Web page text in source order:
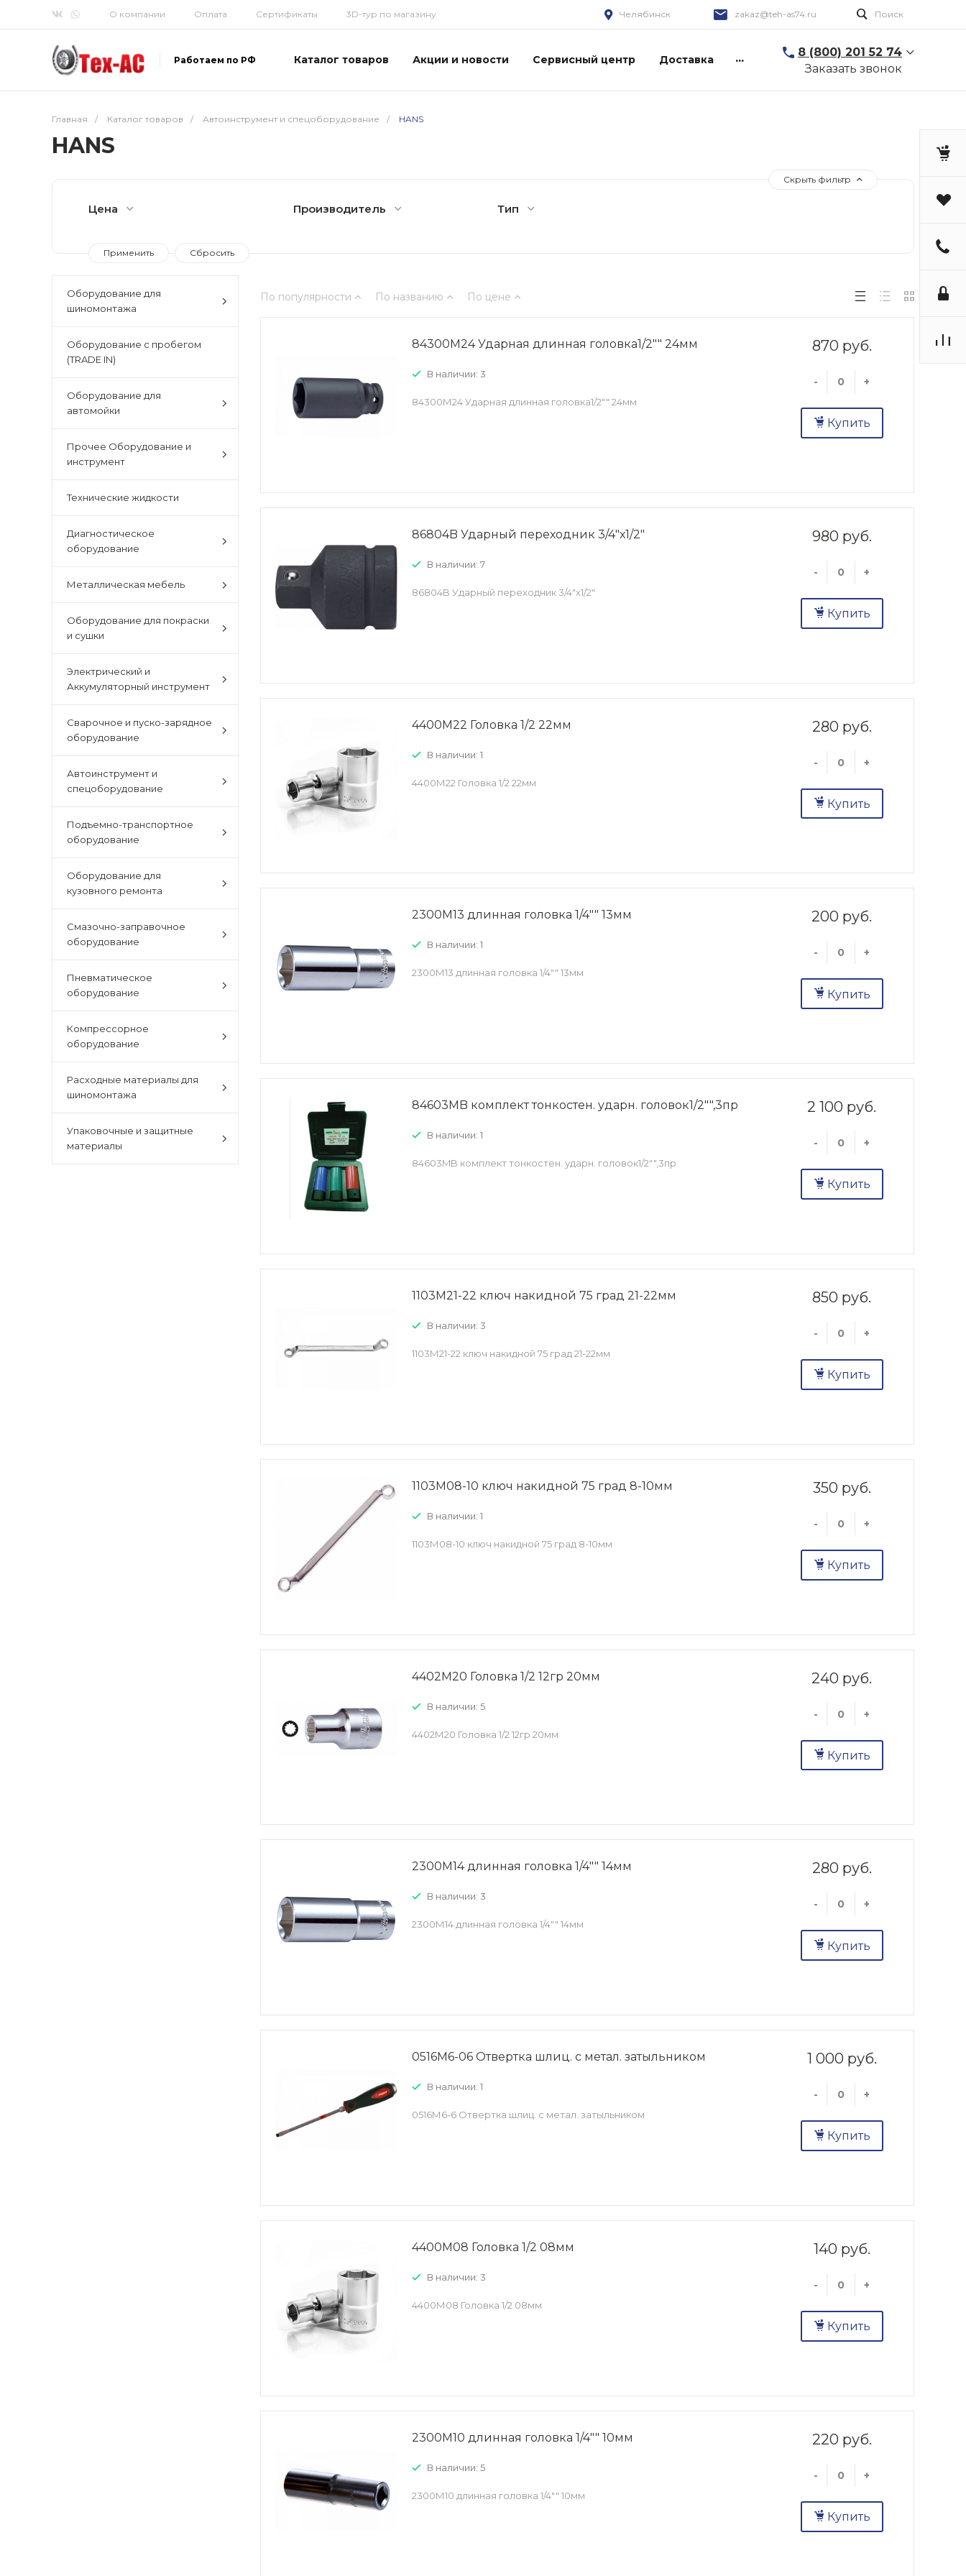
О компании Оплата Сертификаты 3D-тур по магазину Челябинск zakaz@teh-as74.ru Поиск
Работаем по РФ Каталог товаров Акции и новости Сервисный центр Доставка ...
8 (800) 201 52 74
Заказать звонок
Главная / Каталог товаров / Автоинструмент и спецоборудование / HANS
HANS
Скрыть фильтр
Цена Производитель Тип
Оборудование для
шиномонтажа
Оборудование с пробегом
(TRADE IN)
Оборудование для
автомойки
Прочее Оборудование и
инструмент
Технические жидкости
Диагностическое
оборудование
Металлическая мебель
Оборудование для покраски
и сушки
Электрический и
Аккумуляторный инструмент
Сварочное и пуско-зарядное
оборудование
Автоинструмент и
спецоборудование
Подъемно-транспортное
оборудование
Оборудование для
кузовного ремонта
Смазочно-заправочное
оборудование
Пневматическое
оборудование
Компрессорное
оборудование
Расходные материалы для
шиномонтажа
Упаковочные и защитные
материалы
По популярности По названию По цене
870 руб.
- +
Купить
84300М24 Ударная длинная головка1/2"" 24мм
В наличии: 3
84300М24 Ударная длинная головка1/2"" 24мм
980 руб.
- +
Купить
86804B Ударный переходник 3/4"х1/2"
В наличии: 7
86804B Ударный переходник 3/4"х1/2"
280 руб.
- +
Купить
4400М22 Головка 1/2 22мм
В наличии: 1
4400М22 Головка 1/2 22мм
200 руб.
- +
Купить
2300М13 длинная головка 1/4"" 13мм
В наличии: 1
2300М13 длинная головка 1/4"" 13мм
2 100 руб.
- +
Купить
84603MB комплект тонкостен. ударн. головок1/2"",3пр
В наличии: 1
84603MB комплект тонкостен. ударн. головок1/2"",3пр
850 руб.
- +
Купить
1103М21-22 ключ накидной 75 град 21-22мм
В наличии: 3
1103М21-22 ключ накидной 75 град 21-22мм
350 руб.
- +
Купить
1103М08-10 ключ накидной 75 град 8-10мм
В наличии: 1
1103М08-10 ключ накидной 75 град 8-10мм
240 руб.
- +
Купить
4402М20 Головка 1/2 12гр 20мм
В наличии: 5
4402М20 Головка 1/2 12гр 20мм
280 руб.
- +
Купить
2300М14 длинная головка 1/4"" 14мм
В наличии: 3
2300М14 длинная головка 1/4"" 14мм
1 000 руб.
- +
Купить
0516М6-06 Отвертка шлиц. с метал. затыльником
В наличии: 1
0516М6-6 Отвертка шлиц. с метал. затыльником
140 руб.
- +
Купить
4400М08 Головка 1/2 08мм
В наличии: 3
4400М08 Головка 1/2 08мм
220 руб.
- +
Купить
2300М10 длинная головка 1/4"" 10мм
В наличии: 5
2300М10 длинная головка 1/4"" 10мм